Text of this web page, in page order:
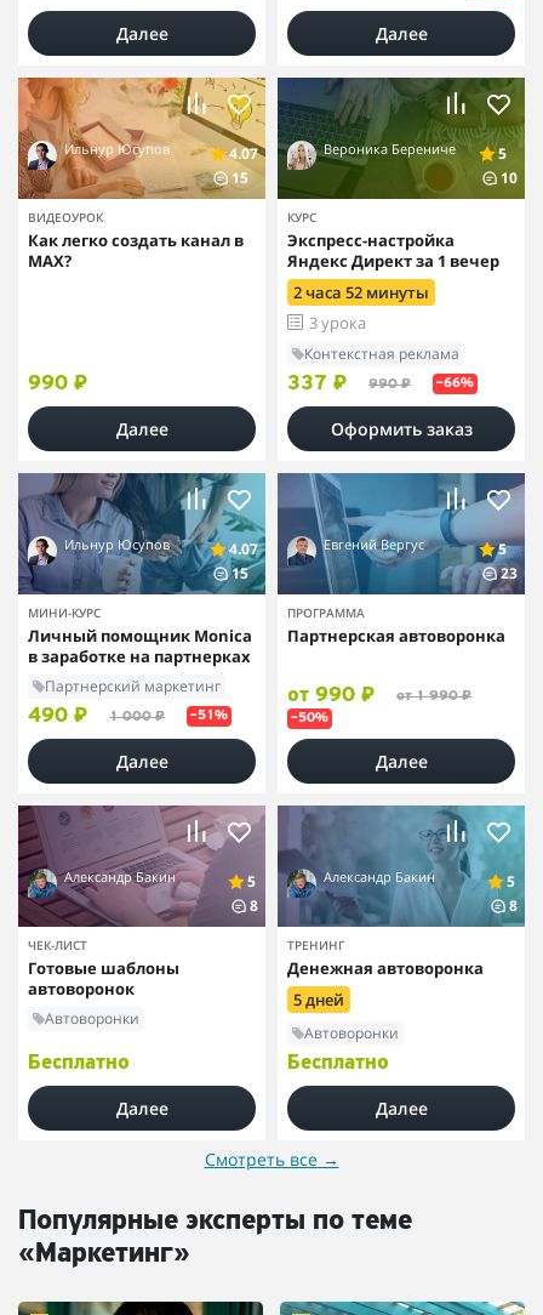
Далее Далее
Ильнур Юсупов
4.07
15
ВИДЕОУРОК
Как легко создать канал в
MAX?
990 ₽
Далее
Вероника Берениче
5
10
КУРС
Экспресс-настройка
Яндекс Директ за 1 вечер
2 часа 52 минуты
3 урока
Контекстная реклама
337 ₽ 990 ₽ –66%
Оформить заказ
Ильнур Юсупов
4.07
15
МИНИ-КУРС
Личный помощник Monica
в заработке на партнерках
Партнерский маркетинг
490 ₽ 1 000 ₽ –51%
Далее
Евгений Вергус
5
23
ПРОГРАММА
Партнерская автоворонка
от 990 ₽ от 1 990 ₽
–50%
Далее
Александр Бакин
5
8
ЧЕК-ЛИСТ
Готовые шаблоны
автоворонок
Автоворонки
Бесплатно
Далее
Александр Бакин
5
8
ТРЕНИНГ
Денежная автоворонка
5 дней
Автоворонки
Бесплатно
Далее
Смотреть все →
Популярные эксперты по теме
«Маркетинг»